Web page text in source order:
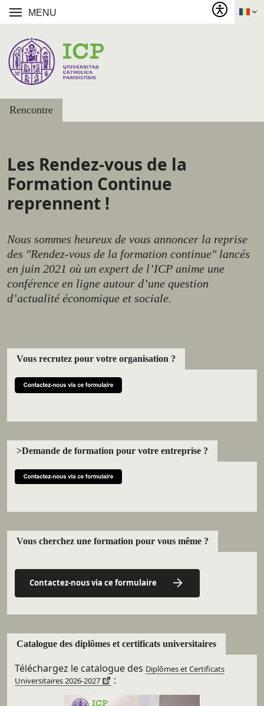
MENU
Rencontre
Les Rendez-vous de la
Formation Continue
reprennent !
Nous sommes heureux de vous annoncer la reprise
des "Rendez-vous de la formation continue" lancés
en juin 2021 où un expert de l’ICP anime une
conférence en ligne autour d’une question
d’actualité économique et sociale.
Vous recrutez pour votre organisation ?
>Demande de formation pour votre entreprise ?
Vous cherchez une formation pour vous même ?
Contactez-nous via ce formulaire
Catalogue des diplômes et certificats universitaires
Téléchargez le catalogue des Diplômes et Certificats
Universitaires 2026-2027
: